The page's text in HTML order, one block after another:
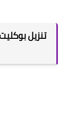
تنزيل